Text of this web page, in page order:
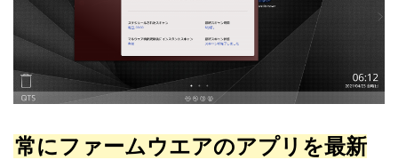
常にファームウエアのアプリを最新